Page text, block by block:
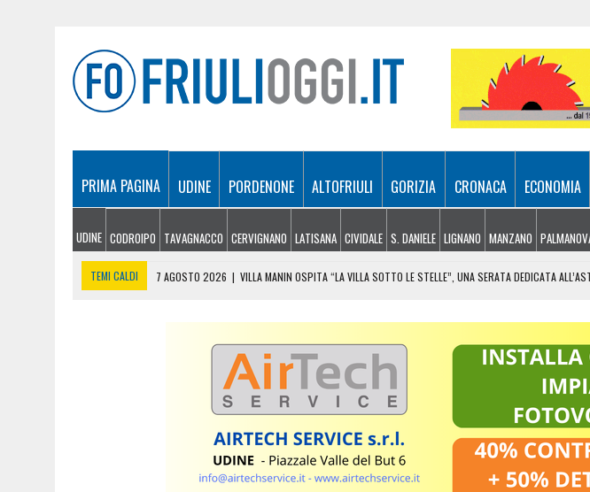
PRIMA PAGINA UDINE PORDENONE ALTOFRIULI GORIZIA CRONACA ECONOMIA
UDINE CODROIPO TAVAGNACCO CERVIGNANO LATISANA CIVIDALE S. DANIELE LIGNANO MANZANO
TEMI CALDI 7 AGOSTO 2026 | VILLA MANIN OSPITA “LA VILLA SOTTO LE STELLE”, UNA SERATA DEDICATA
RISSA IN PIENO GIORNO IN BORGO STAZIONE, CINQUE ARRESTI: DUE FERITI CON UN COLTELLO
LE NOTTI DEL VINO, DUE WEEKEND TRA FRIULI VENEZIA GIULIA, CROAZIA ED EVENTI SOTTO IL